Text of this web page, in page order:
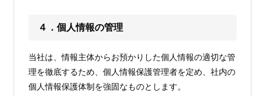
４．個人情報の管理
当社は、情報主体からお預かりした個人情報の適切な管
理を徹底するため、個人情報保護管理者を定め、社内の
個人情報保護体制を強固なものとします。